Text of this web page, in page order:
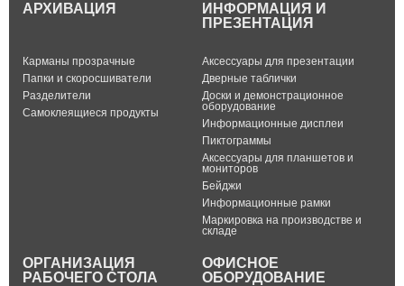
АРХИВАЦИЯ
Карманы прозрачные
Папки и скоросшиватели
Разделители
Самоклеящиеся продукты
ИНФОРМАЦИЯ И
ПРЕЗЕНТАЦИЯ
Аксессуары для презентации
Дверные таблички
Доски и демонстрационное
оборудование
Информационные дисплеи
Пиктограммы
Аксессуары для планшетов и
мониторов
Бейджи
Информационные рамки
Маркировка на производстве и
складе
ОРГАНИЗАЦИЯ
РАБОЧЕГО СТОЛА
ОФИСНОЕ
ОБОРУДОВАНИЕ